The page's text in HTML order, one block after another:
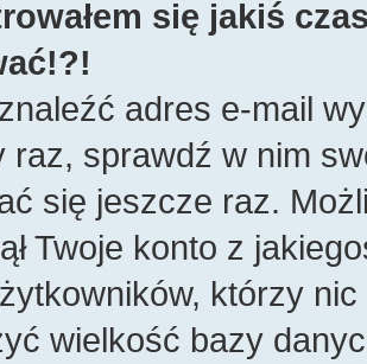
się jakiś
adres e-mail
raz, sprawdź w nim
się jeszcze raz.
Twoje konto z
którzy
wielkość bazy